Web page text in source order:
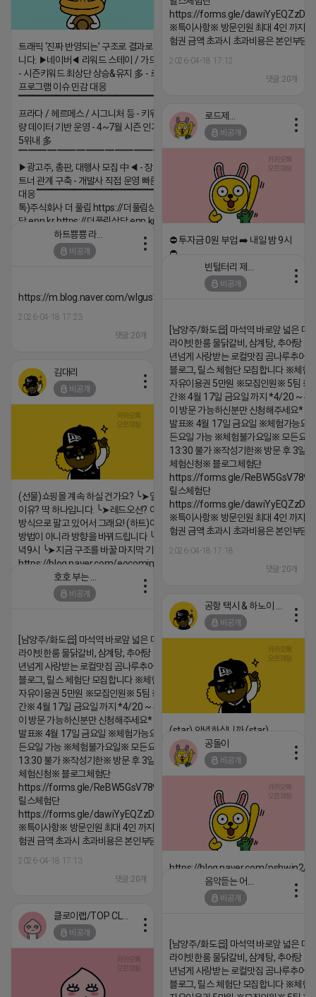
https://forms.gle/
※특이사항※ 방문인원 최대 4인 까지
험권 금액 초과시 초과비용은 본인부담
2026-04-18 17:12
댓글:20개
트래픽 ‘진짜 반영되는’ 구조로 결과로 보여드립
니다. ▶네이버◀ 리워드 스테이 / 가드 / 자몽 등
- 시즌키워드 최상단 상승&유지 多 - 로직변화,
프로그램 이슈 민감 대응
▔▔▔▔▔▔▔▔▔▔▔▔▔▔▔▔▔▔ ▶쿠팡◀
프라다 / 헤르메스 / 시그니처 등 - 키워드 검색
량 데이터 기반 운영 - 4~7월 시즌 인기 키워드
5위내 多
▔▔▔▔▔▔▔▔▔▔▔▔▔▔▔▔▔▔
▶광고주, 총판, 대행사 모집 中◀ - 장기 협업 파
트너 관계 구축 - 개발사 직접 운영 빠른 피드백
대응 ▔▔▔▔▔▔▔▔▔▔▔▔▔▔▔▔▔▔ (카
톡)주식회사 더 풀림 https://더풀림상
담.enn.kr https://더풀림상담.enn.kr
2026-04-18 17:26
비공개
⛔️ 투자금 0원 부업 ➡️ 내일 밤 9시
⛔️
2026-04-18 17:23
하트뿅뿅 라이언
비공개
https://m.blog.naver.com/wlgus1647/224253846149
2026-04-18 17:23
댓글:20개
비공개
[남양주/화도읍] 마석역 바로앞 넓은 매
라이빗한룸 물닭갈비, 삼계탕, 추어탕 맛
년넘게 사랑받는 로컬맛집 곰나루추어
블로그, 릴스 체험단 모집합니다 ※체험
자유이용권 5만원 ※모집인원※ 5팀 ※
간※ 4월 17일 금요일 까지 *4/20 ~ 4/
이 방문 가능하신분만 신청해주세요* ※
발표※ 4월 17일 금요일 ※체험가능요
든요일 가능 ※체험불가요일※ 모든요
13:30 불가 ※작성기한※ 방문 후 3일
체험신청※ 블로그체험단
https://forms.gle/
릴스체험단
https://forms.gle/
※특이사항※ 방문인원 최대 4인 까지
험권 금액 초과시 초과비용은 본인부담
2026-04-18 17:18
댓글:20개
김대리
비공개
(선물)쇼핑몰 계속 하실 건가요? ╰➤열심히 해도 안되는
이유? 딱 하나입니다. ╰➤레드오션? 아니요! ╰➤모두 같은
방식으로 팔고 있어서 그래요! (하트)이번엔 다릅니다. ╰➤
방법이 아니라 방향을 바꿔드립니다 ╰➤4월 21일(화) 저
녁9시 ╰➤지금 구조를 바꿀 마지막 기회
https://blog.naver.com/eocomim/224250518436
2026-04-18 17:15
비공개
[남양주/화도읍] 마석역 바로앞 넓은 매장과, 프
라이빗한룸 물닭갈비, 삼계탕, 추어탕 맛집 10
년넘게 사랑받는 로컬맛집 곰나루추어탕에서
블로그, 릴스 체험단 모집합니다 ※체험메뉴※
자유이용권 5만원 ※모집인원※ 5팀 ※모집기
간※ 4월 17일 금요일 까지 *4/20 ~ 4/26 사
이 방문 가능하신분만 신청해주세요* ※체험단
발표※ 4월 17일 금요일 ※체험가능요일※ 모
든요일 가능 ※체험불가요일※ 모든요일 12 ~
13:30 불가 ※작성기한※ 방문 후 3일 이내 ※
체험신청※ 블로그체험단
https://forms.gle/ReBW5GsV789ur2Pz6
릴스체험단
https://forms.gle/dawiYyEQZzDdqf8W8
※특이사항※ 방문인원 최대 4인 까지 가능 체
험권 금액 초과시 초과비용은 본인부담입니다.
2026-04-18 17:13
댓글:20개
비공개
(star) 안녕하십니까 (star)
2026-04-18 17:12
공돌이
비공개
https://blog.naver.com/pshwin2/
2026-04-18 17:12
비공개
[남양주/화도읍] 마석역 바로앞 넓은 매
라이빗한룸 물닭갈비, 삼계탕, 추어탕 맛
년넘게 사랑받는 로컬맛집 곰나루추어
블로그, 릴스 체험단 모집합니다 ※체험
비공개